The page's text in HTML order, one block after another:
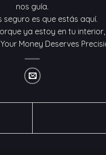
nos guía.
seguro es que estás aquí.
ya estoy en tu
Money Deserves